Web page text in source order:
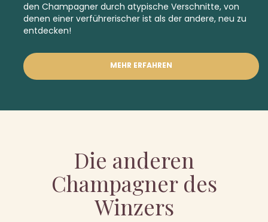
den Champagner durch atypische Verschnitte, von
denen einer verführerischer ist als der andere, neu zu
entdecken!
MEHR ERFAHREN
Die anderen
Champagner des
Winzers